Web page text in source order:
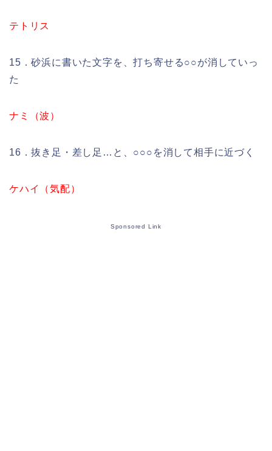
テトリス
15．砂浜に書いた文字を、打ち寄せる○○が消していっ
た
ナミ（波）
16．抜き足・差し足…と、○○○を消して相手に近づく
ケハイ（気配）
Sponsored Link